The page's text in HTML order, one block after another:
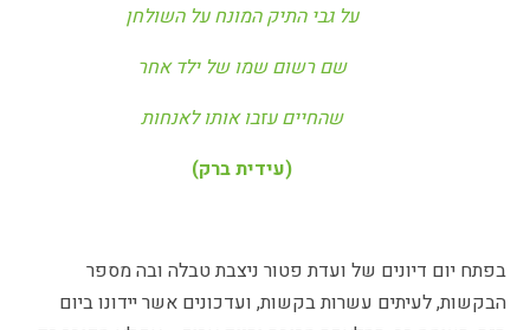
על גבי התיק המונח על השולחן
שם רשום שמו של ילד אחר
שהחיים עזבו אותו לאנחות
(עידית ברק)
בפתח יום דיונים של ועדת פטור ניצבת טבלה ובה מספר
הבקשות, לעיתים עשרות בקשות, ועדכונים אשר יידונו ביום